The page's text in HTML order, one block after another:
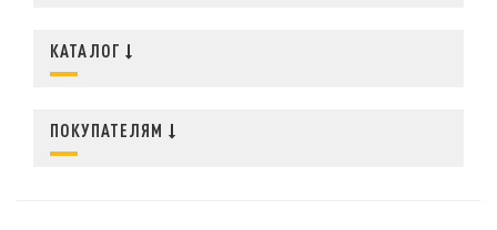
КАТАЛОГ
ПОКУПАТЕЛЯМ